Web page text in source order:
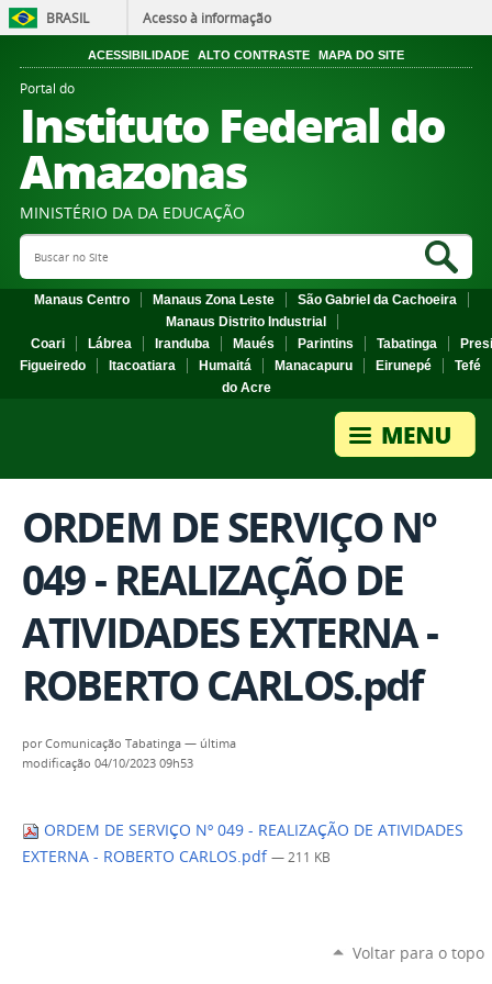
BRASIL Acesso à informação
ACESSIBILIDADE ALTO CONTRASTE MAPA DO SITE
Portal do
Instituto Federal do
Amazonas
MINISTÉRIO DA DA EDUCAÇÃO
Search Site
Manaus Centro Manaus Zona Leste
São Gabriel da Cachoeira
Manaus Distrito Industrial
Coari
Lábrea Iranduba Maués Parintins Tabatinga
Figueiredo
Itacoatiara Humaitá Manacapuru Eirunepé
Tefé
do Acre
ORDEM DE SERVIÇO Nº
049 - REALIZAÇÃO DE
ATIVIDADES EXTERNA -
ROBERTO CARLOS.pdf
porComunicação Tabatinga — última
modificação 04/10/2023 09h53
ORDEM DE SERVIÇO Nº 049 - REALIZAÇÃO DE ATIVIDADES
EXTERNA - ROBERTO CARLOS.pdf — 211 KB
Voltar para o topo